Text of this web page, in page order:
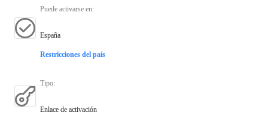
Puede activarse en:
España
Restricciones del país
Tipo:
Enlace de activación